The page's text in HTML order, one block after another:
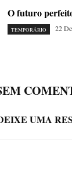
O futuro
TEMPORÁRIO 22
UMA